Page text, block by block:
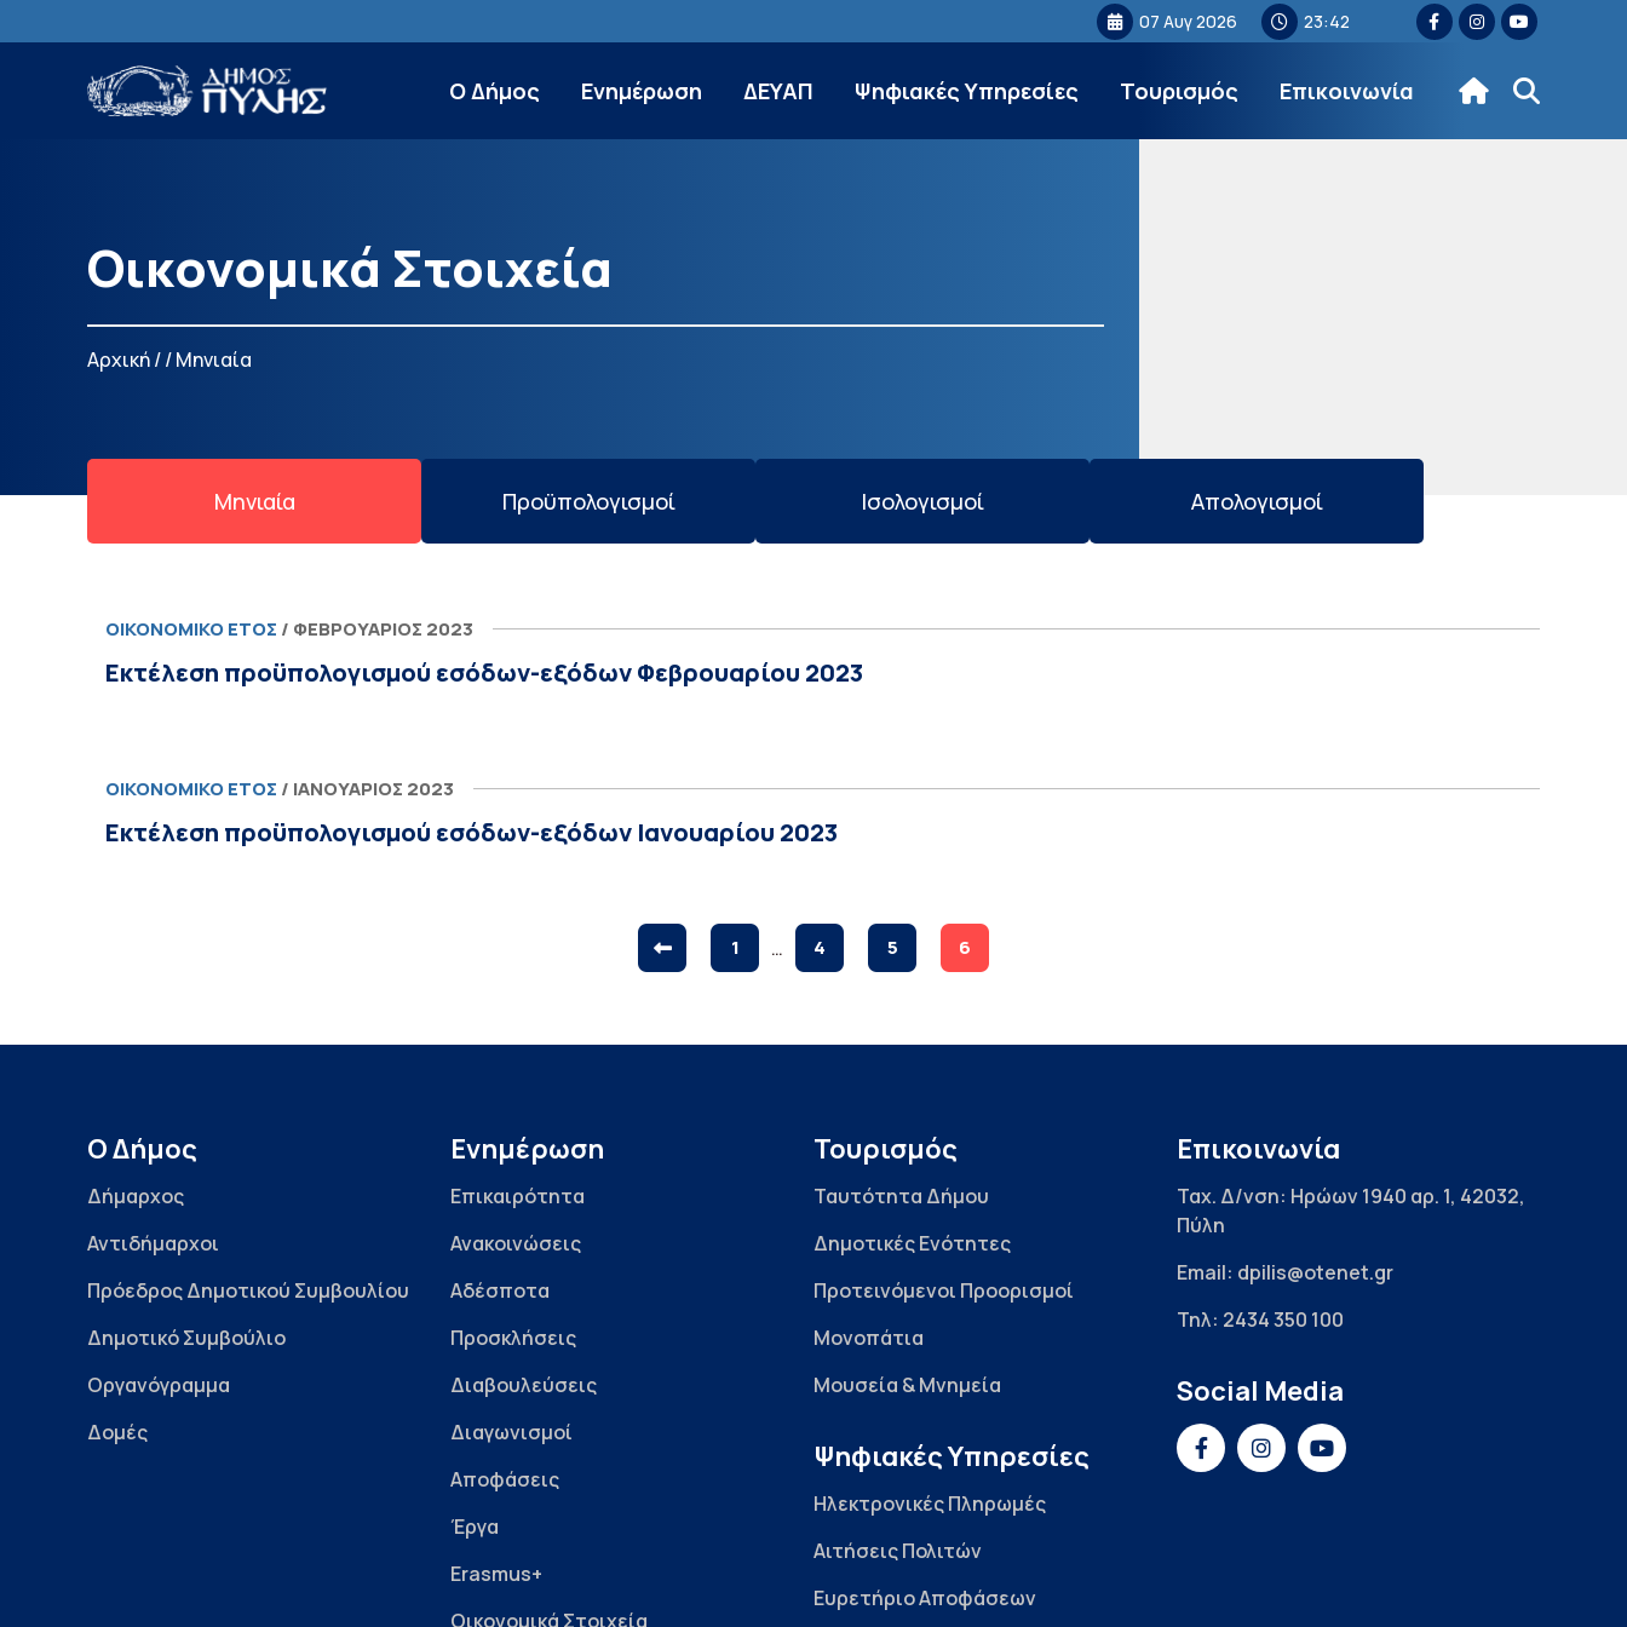
07 Αυγ 2026 23:42
Ο Δήμος Ενημέρωση ΔΕΥΑΠ Ψηφιακές Υπηρεσίες Τουρισμός Επικοινωνία
Οικονομικά Στοιχεία
Αρχική//Μηνιαία
Μηνιαία Προϋπολογισμοί Ισολογισμοί Απολογισμοί
ΟΙΚΟΝΟΜΙΚΌ ΈΤΟΣ / ΦΕΒΡΟΥΆΡΙΟΣ 2023
Εκτέλεση προϋπολογισμού εσόδων-εξόδων Φεβρουαρίου 2023
ΟΙΚΟΝΟΜΙΚΌ ΈΤΟΣ / ΙΑΝΟΥΆΡΙΟΣ 2023
Εκτέλεση προϋπολογισμού εσόδων-εξόδων Ιανουαρίου 2023
1 … 4 5 6
Ο Δήμος
Δήμαρχος
Αντιδήμαρχοι
Πρόεδρος Δημοτικού Συμβουλίου
Δημοτικό Συμβούλιο
Οργανόγραμμα
Δομές
Ενημέρωση
Επικαιρότητα
Ανακοινώσεις
Αδέσποτα
Προσκλήσεις
Διαβουλεύσεις
Διαγωνισμοί
Αποφάσεις
Έργα
Erasmus+
Οικονομικά Στοιχεία
Τουρισμός
Ταυτότητα Δήμου
Δημοτικές Ενότητες
Προτεινόμενοι Προορισμοί
Μονοπάτια
Μουσεία & Μνημεία
Ψηφιακές Υπηρεσίες
Ηλεκτρονικές Πληρωμές
Αιτήσεις Πολιτών
Ευρετήριο Αποφάσεων
Επικοινωνία
Ταχ. Δ/νση: Ηρώων 1940 αρ. 1, 42032,
Πύλη
Email: dpilis@otenet.gr
Τηλ: 2434 350 100
Social Media